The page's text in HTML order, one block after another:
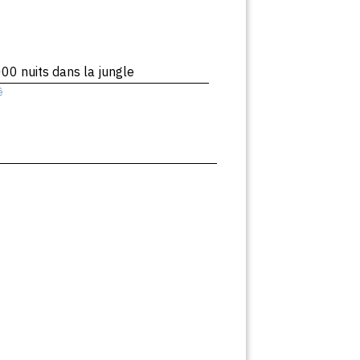
nuits dans la jungle